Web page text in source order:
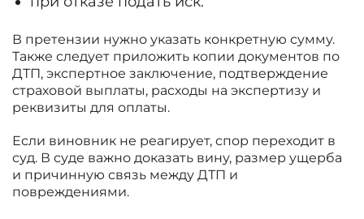
В претензии нужно указать конкретную сумму.
Также следует приложить копии документов по
ДТП, экспертное заключение, подтверждение
страховой выплаты, расходы на экспертизу и
реквизиты для оплаты.
Если виновник не реагирует, спор переходит в
суд. В суде важно доказать вину, размер ущерба
и причинную связь между ДТП и
повреждениями.